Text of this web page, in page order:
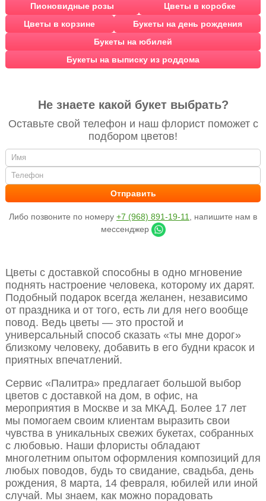
Пионовидные розы
Цветы в коробке
Цветы в корзине
Букеты на день рождения
Букеты на юбилей
Букеты на выписку из роддома
Не знаете какой букет выбрать?
Оставьте свой телефон и наш флорист поможет с
подбором цветов!
Либо позвоните по номеру +7 (968) 891-19-11
, напишите нам в
мессенджер
Цветы с доставкой способны в одно мгновение
поднять настроение человека, которому их дарят.
Подобный подарок всегда желанен, независимо
от праздника и от того, есть ли для него вообще
повод. Ведь цветы — это простой и
универсальный способ сказать «ты мне дорог»
близкому человеку, добавить в его будни красок и
приятных впечатлений.
Сервис «Палитра» предлагает большой выбор
цветов с доставкой на дом, в офис, на
мероприятия в Москве и за МКАД. Более 17 лет
мы помогаем своим клиентам выразить свои
чувства в уникальных свежих букетах, собранных
с любовью. Наши флористы обладают
многолетним опытом оформления композиций для
любых поводов, будь то свидание, свадьба, день
рождения, 8 марта, 14 февраля, юбилей или иной
случай. Мы знаем, как можно порадовать